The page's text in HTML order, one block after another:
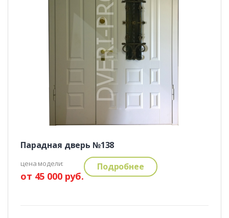
Парадная дверь №138
цена модели:
от 45 000 руб.
Подробнее